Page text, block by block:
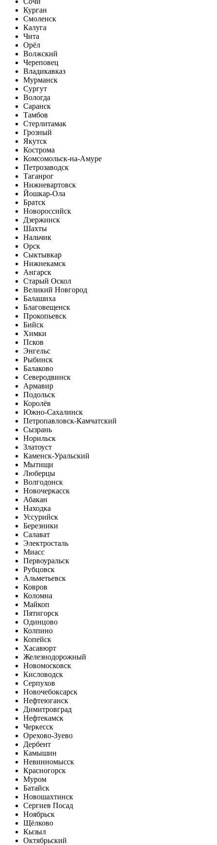
Курган
Смоленск
Калуга
Чита
Орёл
Волжский
Череповец
Владикавказ
Мурманск
Сургут
Вологда
Саранск
Тамбов
Стерлитамак
Грозный
Якутск
Кострома
Комсомольск-на-Амуре
Петрозаводск
Таганрог
Нижневартовск
Йошкар-Ола
Братск
Новороссийск
Дзержинск
Шахты
Нальчик
Орск
Сыктывкар
Нижнекамск
Ангарск
Старый Оскол
Великий Новгород
Балашиха
Благовещенск
Прокопьевск
Бийск
Химки
Псков
Энгельс
Рыбинск
Балаково
Северодвинск
Армавир
Подольск
Королёв
Южно-Сахалинск
Петропавловск-Камчатский
Сызрань
Норильск
Златоуст
Каменск-Уральский
Мытищи
Люберцы
Волгодонск
Новочеркасск
Абакан
Находка
Уссурийск
Березники
Салават
Электросталь
Миасс
Первоуральск
Рубцовск
Альметьевск
Ковров
Коломна
Майкоп
Пятигорск
Одинцово
Колпино
Копейск
Хасавюрт
Железнодорожный
Новомосковск
Кисловодск
Серпухов
Новочебоксарск
Нефтеюганск
Димитровград
Нефтекамск
Черкесск
Орехово-Зуево
Дербент
Камышин
Невинномысск
Красногорск
Муром
Батайск
Новошахтинск
Сергиев Посад
Ноябрьск
Щёлково
Кызыл
Октябрьский